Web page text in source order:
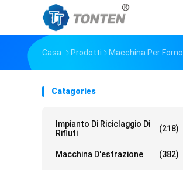
Casa Prodotti Macchina Per Forno
Catagories
Impianto Di Riciclaggio Di
Rifiuti
(218)
Macchina D'estrazione (382)